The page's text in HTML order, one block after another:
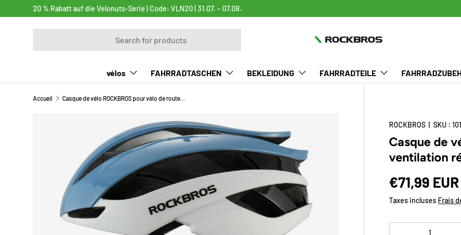
ALLER AU CONTENU
20 % Rabatt auf die Velonuts-Serie | Code: VLN20 | 31.07. – 07.08.
vélos FAHRRADTASCHEN BEKLEIDUNG FAHRRADTEILE
Accueil Casque de vélo ROCKBROS pour vélo de route, ventilation réglable, pour femmes et hommes
PASSER AUX INFORMATIONS PRODUITS
ROCKBROS |SKU :
Casque de
ventilation
Prix
€71,99 EUR
Taxes incluses Frais